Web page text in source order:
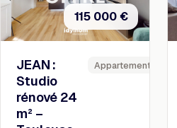
115 000 €
JEAN :
Studio
rénové 24
m² –
Appartement